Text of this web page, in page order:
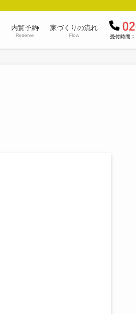
内覧予約
Reserve
家づくりの流れ
Flow